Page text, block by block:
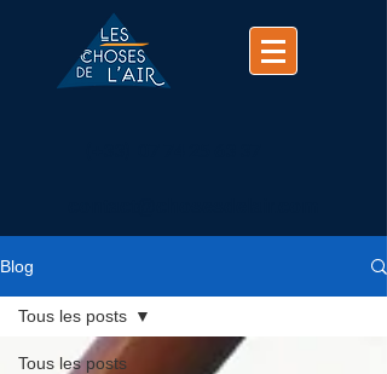
Blog
Tous les posts
Tous les posts